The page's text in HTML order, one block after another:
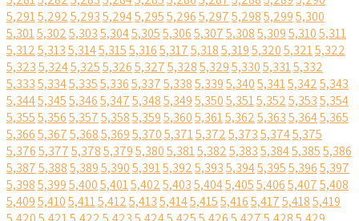
5,2915,2925,2935,2945,2955,2965,2975,2985,2995,300
5,3015,3025,3035,3045,3055,3065,3075,3085,3095,3105,311
5,3125,3135,3145,3155,3165,3175,3185,3195,3205,3215,322
5,3235,3245,3255,3265,3275,3285,3295,3305,3315,332
5,3335,3345,3355,3365,3375,3385,3395,3405,3415,3425,343
5,3445,3455,3465,3475,3485,3495,3505,3515,3525,3535,354
5,3555,3565,3575,3585,3595,3605,3615,3625,3635,3645,365
5,3665,3675,3685,3695,3705,3715,3725,3735,3745,375
5,3765,3775,3785,3795,3805,3815,3825,3835,3845,3855,386
5,3875,3885,3895,3905,3915,3925,3935,3945,3955,3965,397
5,3985,3995,4005,4015,4025,4035,4045,4055,4065,4075,408
5,4095,4105,4115,4125,4135,4145,4155,4165,4175,4185,419